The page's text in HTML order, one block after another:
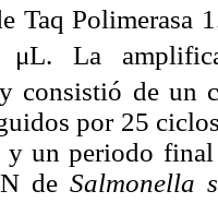
Taq Polimerasa
La
consistió de un
por 25
y un periodo
deSalmonella